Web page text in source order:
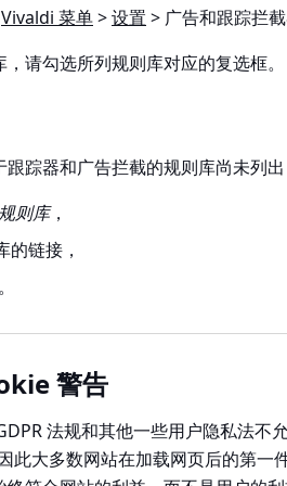
Vivaldi 菜单>设置 > 广告和跟踪拦
请勾选所列规则库对应的复选框。
跟踪器和广告拦截的规则库尚未列
则库，
的链接，
。
警告
法规和其他一些用户隐私法不
此大多数网站在加载网页后的第一